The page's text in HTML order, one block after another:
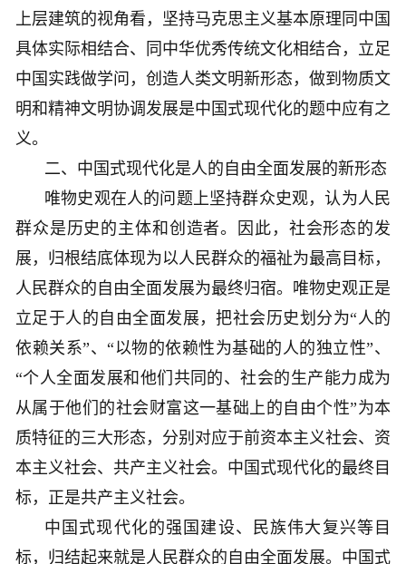
上层建筑的视角看，坚持马克思主义基本原理同中国
具体实际相结合、同中华优秀传统文化相结合，立足
中国实践做学问，创造人类文明新形态，做到物质文
明和精神文明协调发展是中国式现代化的题中应有之
义。
二、中国式现代化是人的自由全面发展的新形态
唯物史观在人的问题上坚持群众史观，认为人民
群众是历史的主体和创造者。因此，社会形态的发
展，归根结底体现为以人民群众的福祉为最高目标，
人民群众的自由全面发展为最终归宿。唯物史观正是
立足于人的自由全面发展，把社会历史划分为“人的
依赖关系”、“以物的依赖性为基础的人的独立性”、
“个人全面发展和他们共同的、社会的生产能力成为
从属于他们的社会财富这一基础上的自由个性”为本
质特征的三大形态，分别对应于前资本主义社会、资
本主义社会、共产主义社会。中国式现代化的最终目
标，正是共产主义社会。
中国式现代化的强国建设、民族伟大复兴等目
标，归结起来就是人民群众的自由全面发展。中国式